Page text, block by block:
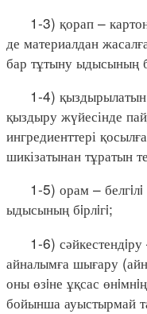
1-3) қорап –
де материалдан
бар тұтыну ыдысының
1-4) қыздырылатын
қыздыру жүйесінде
ингредиенттері
шикізатынан тұратын
1-5) орам – белгiлi
ыдысының бiрлiгi;
1-6) сәйкестендiру
айналымға шығару
оны өзiне ұқсас
бойынша ауыстырмай